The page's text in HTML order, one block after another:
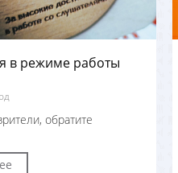
в режиме работы
обратите